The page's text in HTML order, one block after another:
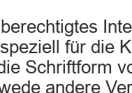
für die
Schriftform
andere